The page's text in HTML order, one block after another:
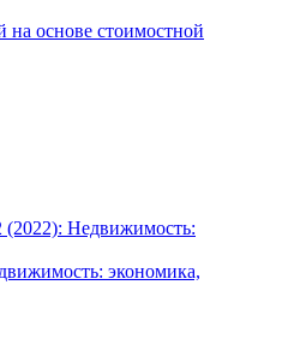
на основе стоимостной
Недвижимость:
экономика,